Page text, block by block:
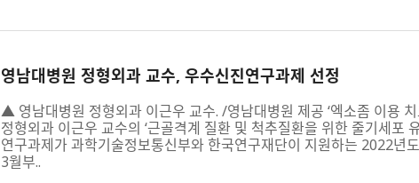
영남대병원 정형외과 교수, 우수신진연구과제 선정
▲ 영남대병원 정형외과 이근우 교수. /영남대병원 제공 ‘엑소좀 이용
정형외과 이근우 교수의 ‘근골격계 질환 및 척추질환을 위한 줄기세포
연구과제가 과학기술정보통신부와 한국연구재단이 지원하는 2022년
3월부..